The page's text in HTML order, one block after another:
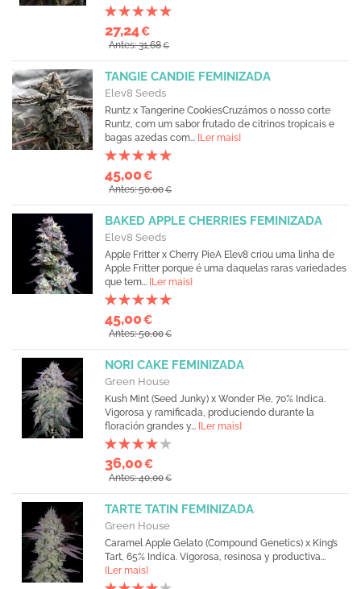
27,24€
Antes: 31,68€
TANGIE CANDIE FEMINIZADA
Elev8 Seeds
Runtz x Tangerine CookiesCruzámos o nosso corte
Runtz, com um sabor frutado de citrinos tropicais e
bagas azedas com... [Ler mais]
45,00€
Antes: 50,00€
BAKED APPLE CHERRIES FEMINIZADA
Elev8 Seeds
Apple Fritter x Cherry PieA Elev8 criou uma linha de
Apple Fritter porque é uma daquelas raras variedades
que tem... [Ler mais]
45,00€
Antes: 50,00€
NORI CAKE FEMINIZADA
Green House
Kush Mint (Seed Junky) x Wonder Pie, 70% Indica.
Vigorosa y ramificada, produciendo durante la
floración grandes y... [Ler mais]
36,00€
Antes: 40,00€
TARTE TATIN FEMINIZADA
Green House
Caramel Apple Gelato (Compound Genetics) x King’s
Tart, 65% Indica. Vigorosa, resinosa y productiva...
[Ler mais]